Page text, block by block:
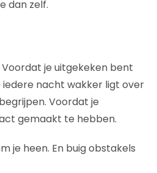
dan zelf.
je uitgekeken bent
iedere nacht wakker ligt over
Voordat je
gemaakt te hebben.
je heen. En buig obstakels